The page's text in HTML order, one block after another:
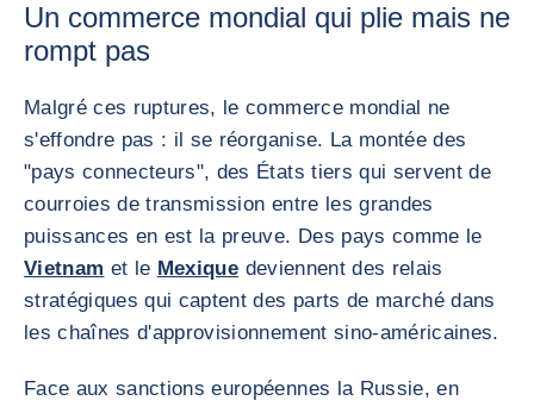
Un commerce mondial qui plie mais ne
rompt pas
Malgré ces ruptures, le commerce mondial ne
s'effondre pas : il se réorganise. La montée des
"pays connecteurs", des États tiers qui servent de
courroies de transmission entre les grandes
puissances en est la preuve. Des pays comme le
Vietnam et le Mexique deviennent des relais
stratégiques qui captent des parts de marché dans
les chaînes d'approvisionnement sino-américaines.
Face aux sanctions européennes la Russie, en